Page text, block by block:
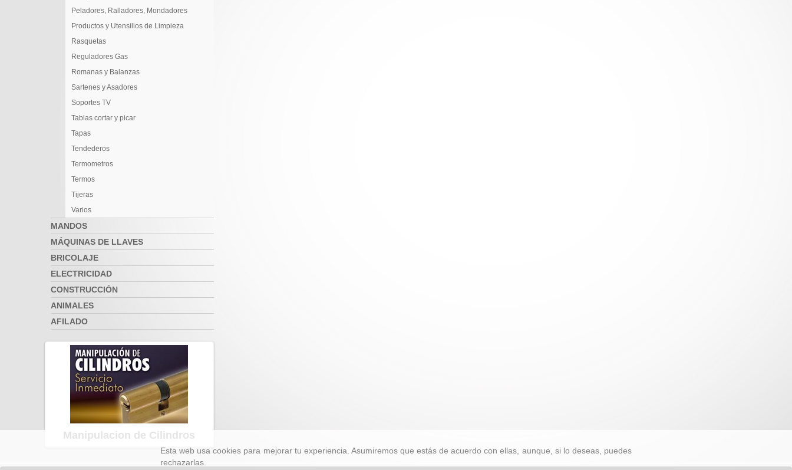
Peladores, Ralladores, Mondadores
Productos y Utensilios de Limpieza
Rasquetas
Reguladores Gas
Romanas y Balanzas
Sartenes y Asadores
Soportes TV
Tablas cortar y picar
Tapas
Tendederos
Termometros
Termos
Tijeras
Varios
MANDOS
MÁQUINAS DE LLAVES
BRICOLAJE
ELECTRICIDAD
CONSTRUCCIÓN
ANIMALES
AFILADO
Manipulacion de Cilindros
Esta web usa cookies para mejorar tu experiencia. Asumiremos que estás de acuerdo con ellas, aunque, si lo deseas, puedes
rechazarlas.